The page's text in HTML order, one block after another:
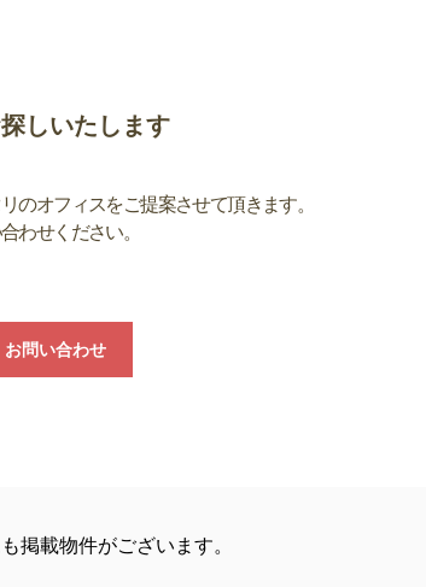
しいたします
のオフィスをご提案させて頂きます。
わせください。
お問い合わせ
掲載物件がございます。